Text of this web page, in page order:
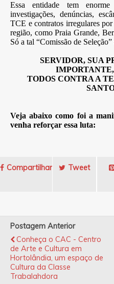
Essa entidade tem
investigações, denúncias,
TCE e contratos irregulares
região, como Praia Grande,
Só a tal “Comissão de
SERVIDOR, SUA
TODOS CONTRA A
Veja abaixo como foi a
venha reforçar essa luta:
Compartilhar Tweet
Postagem Anterior
Conheça o CAC - Centro
de Arte e Cultura em
Hortolândia, um espaço de
Cultura da Classe
Trabalahdora